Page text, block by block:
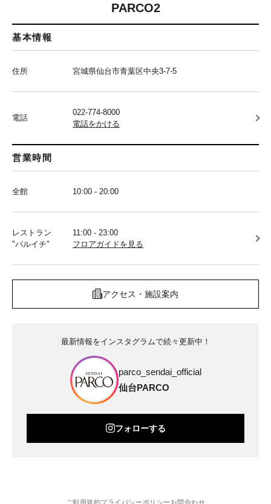
PARCO2
基本情報
住所 宮城県仙台市青葉区中央3-7-5
電話
022-774-8000
電話をかける
営業時間
全館 10:00 - 20:00
レストラン
"パルイチ"
11:00 - 23:00
フロアガイドを見る
アクセス・施設案内
最新情報をインスタグラムで続々更新中！
parco_sendai_official
仙台PARCO
フォローする
ご利用規約プライバシーポリシー お問合わせ